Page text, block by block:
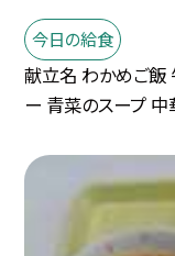
今日の給食
献立名 わかめご飯
ー 青菜のスープ 中